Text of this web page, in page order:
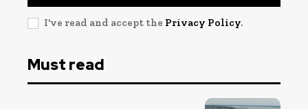
I've read and accept the Privacy Policy.
Must read